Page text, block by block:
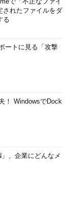
されたファイルをダ
る
ートに見る「攻撃
！ WindowsでDock
、企業にどんなメ